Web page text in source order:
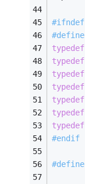
#ifndef
#define
typedef
typedef
typedef
typedef
typedef
typedef
typedef
#endif
#define